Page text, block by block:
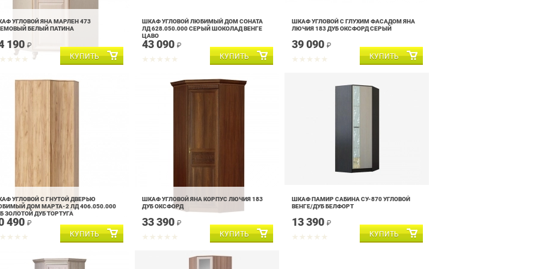
УГЛОВОЙ ЯНА МАРЛЕН 473
БЕЛЫЙ ПАТИНА
190 ₽
ШКАФ УГЛОВОЙ ЛЮБИМЫЙ ДОМ СОНАТА
ЛД 628.050.000 СЕРЫЙ ШОКОЛАД ВЕНГЕ
ЦАВО
43 090 ₽
ШКАФ УГЛОВОЙ С ГЛУХИМ ФАСАДОМ ЯНА
ЛЮЧИЯ 183 ДУБ ОКСФОРД СЕРЫЙ
39 090 ₽
УГЛОВОЙ С ГНУТОЙ ДВЕРЬЮ
ДОМ МАРТА-2 ЛД 406.050.000
ЗОЛОТОЙ ДУБ ТОРТУГА
490 ₽
ШКАФ УГЛОВОЙ ЯНА КОРПУС ЛЮЧИЯ 183
ДУБ ОКСФОРД
33 390 ₽
ШКАФ ПАМИР САБИНА СУ-870 УГЛОВОЙ
ВЕНГЕ/ДУБ БЕЛФОРТ
13 390 ₽